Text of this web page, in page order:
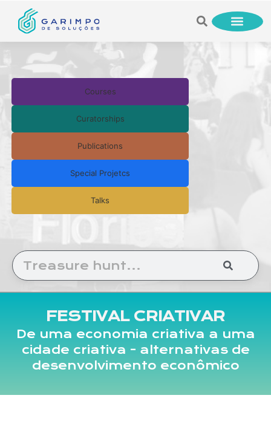
Courses
Curatorships
Publications
Special Projetcs
Talks
FESTIVAL CRIATIVAR
De uma economia criativa a uma
cidade criativa - alternativas de
desenvolvimento econômico